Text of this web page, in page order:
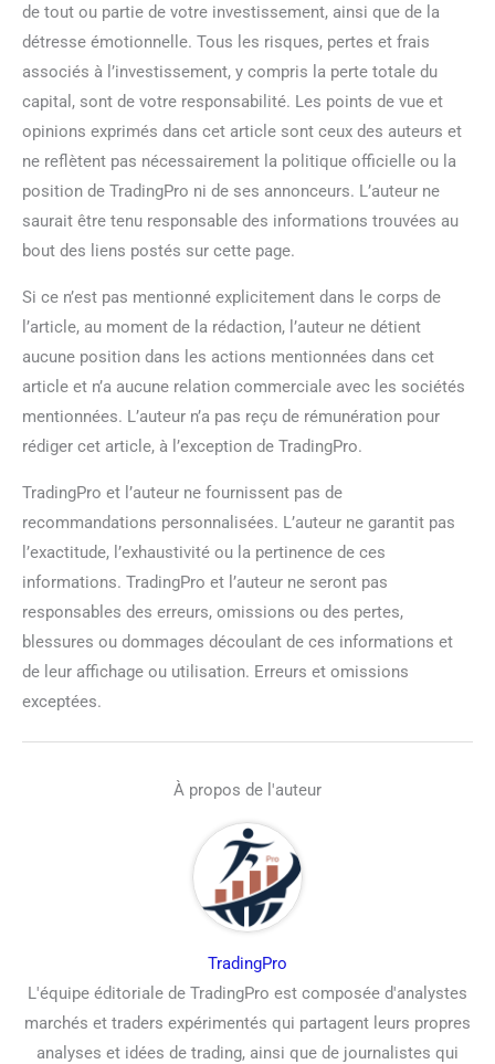
de tout ou partie de votre investissement, ainsi que de la
détresse émotionnelle. Tous les risques, pertes et frais
associés à l’investissement, y compris la perte totale du
capital, sont de votre responsabilité. Les points de vue et
opinions exprimés dans cet article sont ceux des auteurs et
ne reflètent pas nécessairement la politique officielle ou la
position de TradingPro ni de ses annonceurs. L’auteur ne
saurait être tenu responsable des informations trouvées au
bout des liens postés sur cette page.
Si ce n’est pas mentionné explicitement dans le corps de
l’article, au moment de la rédaction, l’auteur ne détient
aucune position dans les actions mentionnées dans cet
article et n’a aucune relation commerciale avec les sociétés
mentionnées. L’auteur n’a pas reçu de rémunération pour
rédiger cet article, à l’exception de TradingPro.
TradingPro et l’auteur ne fournissent pas de
recommandations personnalisées. L’auteur ne garantit pas
l’exactitude, l’exhaustivité ou la pertinence de ces
informations. TradingPro et l’auteur ne seront pas
responsables des erreurs, omissions ou des pertes,
blessures ou dommages découlant de ces informations et
de leur affichage ou utilisation. Erreurs et omissions
exceptées.
À propos de l'auteur
TradingPro
L'équipe éditoriale de TradingPro est composée d'analystes
marchés et traders expérimentés qui partagent leurs propres
analyses et idées de trading, ainsi que de journalistes qui